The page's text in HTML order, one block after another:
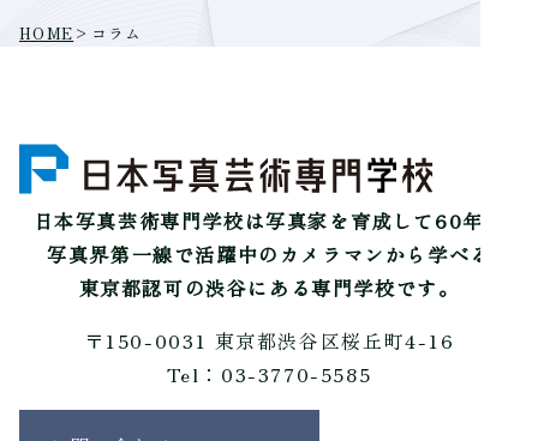
HOME > コラム
日本写真芸術専門学校は写真家を育成して60年。
写真界第一線で活躍中のカメラマンから学べる
東京都認可の渋谷にある専門学校です。
〒150-0031 東京都渋谷区桜丘町4-16
Tel：03-3770-5585